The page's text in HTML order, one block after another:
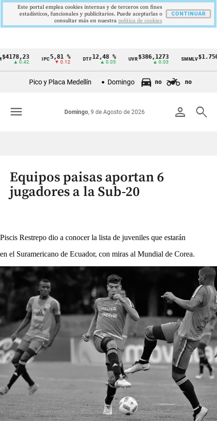
Cintillo
Colombia
0.42
IPC 5,81 %
▼ 0.12
DTF 12,48 %
▲ 0.05
UVR $386,1273
▲ 0.03
SMMLV$1.750.905
Pico y Placa Medellín Domingo no no
person search
Domingo, 9 de Agosto de 2026
menu
Equipos paisas aportan 6
jugadores a la Sub-20
Piscis Restrepo dio a conocer la lista de juveniles que estarán
en el Suramericano de Ecuador, con miras al Mundial de Corea.
Este portal emplea cookies internas y de terceros con fines
estadísticos, funcionales y publicitarios. Puede aceptarlas o
consultar más en nuestra politica de cookies
CONTINUAR